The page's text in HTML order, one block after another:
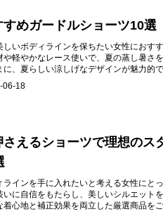
すめガードルショーツ10選
しいボディラインを保ちたい女性におす
や軽やかなレース使いで、夏の蒸し暑さ
、夏らしい涼しげなデザインが魅力的で
06-18
さえるショーツで理想のス
ラインを手に入れたいと考える女性にと
いに自信をもたらし、美しいシルエット
着心地と補正効果を両立した厳選商品をご